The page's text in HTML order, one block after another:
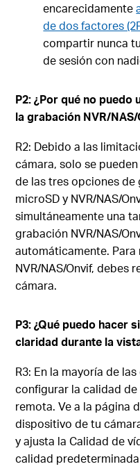
encarecidamente
de dos factores
compartir nunca
de sesión con
P2: ¿Por qué no puedo
la grabación NVR/
R2: Debido a las
cámara, solo se
de las tres opciones de
microSD y NVR/NAS/
simultáneamente una
grabación NVR/NAS/
automáticamente.
NVR/NAS/Onvif, debes
cámara.
P3: ¿Qué puedo hacer
claridad durante la
R3: En la mayoría de
configurar la calidad
remota. Ve a la página
dispositivo de tu
y ajusta la Calidad de
calidad predeterminada